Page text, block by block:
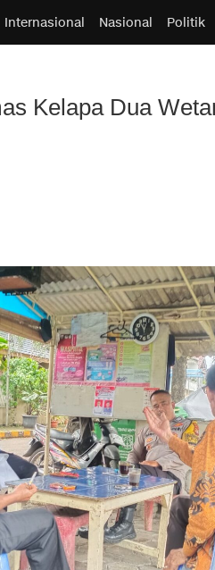
Internasional Nasional Politik
Kelapa Dua